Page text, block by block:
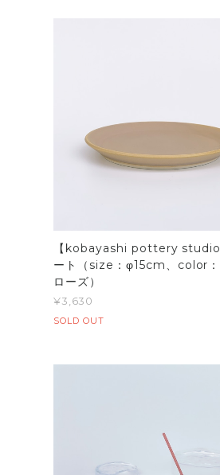
【kobayashi pottery studio
ート（size：φ15cm、color：
ローズ）
¥3,630
SOLD OUT